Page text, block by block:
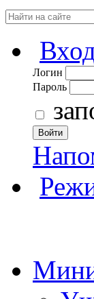
Логин
Пароль
Войти